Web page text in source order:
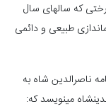
سرو را مقدس می‎شمارند و آن را نظرکرده می‎دانند. درختی که سال‎های سال
شان ریشه دوانده و تبدیل به چشم‎اندازی طبیعی و دائمی
در سفرنامه ناصرالدین شاه به
فرنگ به چشم می‎خورد. یعنی همان هنگام که ناصرالدین‎شاه می‎نویسد که: